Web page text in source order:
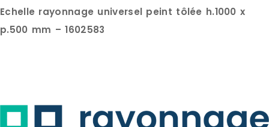
Echelle rayonnage universel peint tôlée h.1000 x
p.500 mm – 1602583